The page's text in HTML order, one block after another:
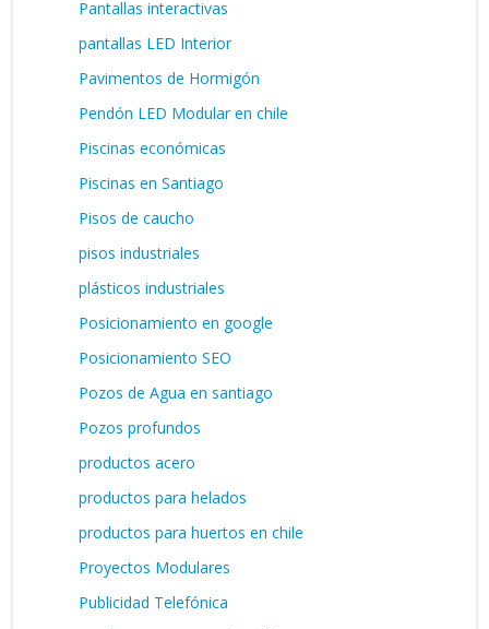
Pantallas interactivas
pantallas LED Interior
Pavimentos de Hormigón
Pendón LED Modular en chile
Piscinas económicas
Piscinas en Santiago
Pisos de caucho
pisos industriales
plásticos industriales
Posicionamiento en google
Posicionamiento SEO
Pozos de Agua en santiago
Pozos profundos
productos acero
productos para helados
productos para huertos en chile
Proyectos Modulares
Publicidad Telefónica